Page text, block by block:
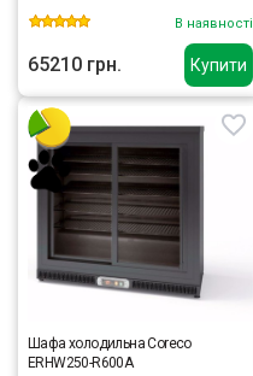
Купити
В наявності
65210 грн.
Шафа холодильна Coreco
ERHW250-R600A